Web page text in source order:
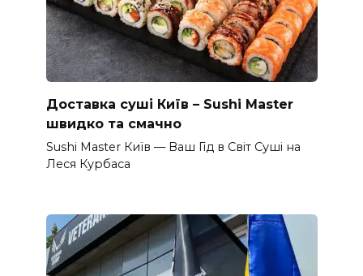
Доставка суші Київ – Sushi Master
швидко та смачно
Sushi Master Київ — Ваш Гід в Світ Суші на
Леся Курбаса